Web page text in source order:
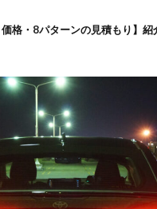
格・8パターンの見積もり】紹